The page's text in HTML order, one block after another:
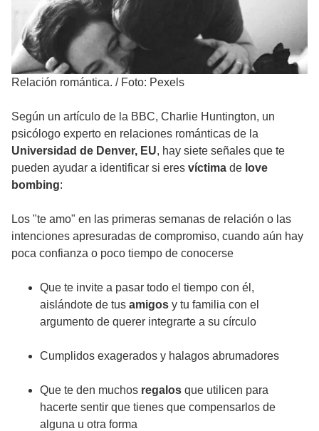
Relación romántica. / Foto: Pexels
Según un artículo de la BBC, Charlie Huntington, un
psicólogo experto en relaciones románticas de la
Universidad de Denver, EU, hay siete señales que te
pueden ayudar a identificar si eres víctima de love
bombing:
Los "te amo" en las primeras semanas de relación o las
intenciones apresuradas de compromiso, cuando aún hay
poca confianza o poco tiempo de conocerse
Que te invite a pasar todo el tiempo con él,
aislándote de tus amigos y tu familia con el
argumento de querer integrarte a su círculo
Cumplidos exagerados y halagos abrumadores
Que te den muchos regalos que utilicen para
hacerte sentir que tienes que compensarlos de
alguna u otra forma